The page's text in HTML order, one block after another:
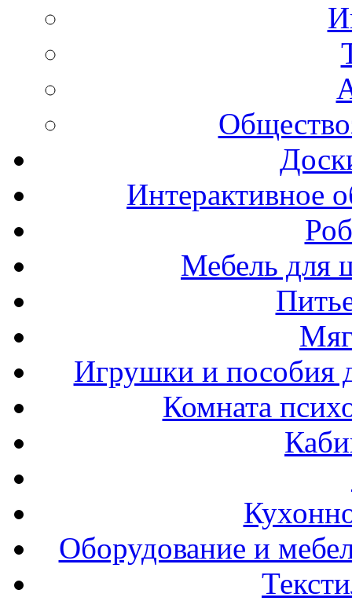
Интерактивное
Мебель для
Игрушки и пособия
Комната
Оборудование и